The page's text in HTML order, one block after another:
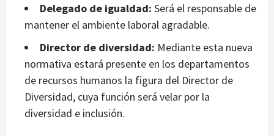
Delegado de igualdad: Será el responsable de
mantener el ambiente laboral agradable.
Director de diversidad: Mediante esta nueva
normativa estará presente en los departamentos
de recursos humanos la figura del Director de
Diversidad, cuya función será velar por la
diversidad e inclusión.